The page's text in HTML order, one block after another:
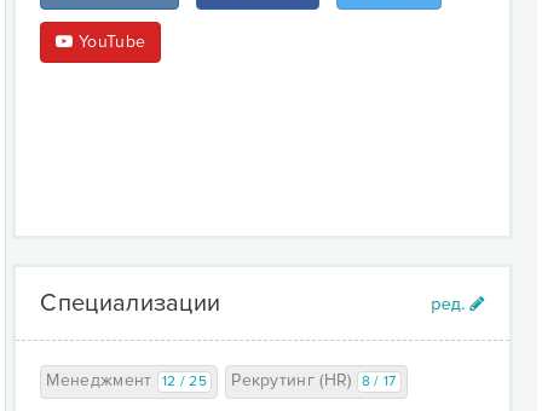
YouTube
Специализации
Менеджмент 12 / 25 Рекрутинг (HR) 8 / 17